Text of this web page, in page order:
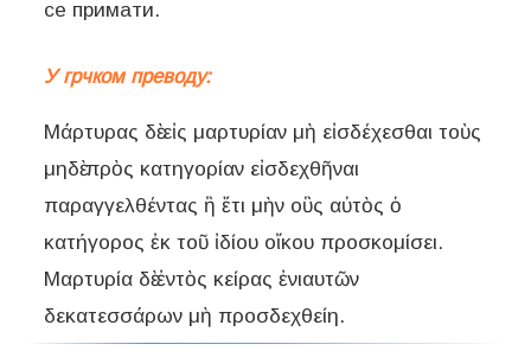
се примати.
У грчком преводу:
Μάρτυρας δὲ εἰς μαρτυρίαν μὴ εἰσδέχεσθαι τοὺς
μηδὲ πρὸς κατηγορίαν εἰσδεχθῆναι
παραγγελθέντας ἢ ἔτι μὴν οὓς αὐτὸς ὁ
κατήγορος ἐκ τοῦ ἰδίου οἴκου προσκομίσει.
Μαρτυρία δὲ ἐντὸς κείρας ἐνιαυτῶν